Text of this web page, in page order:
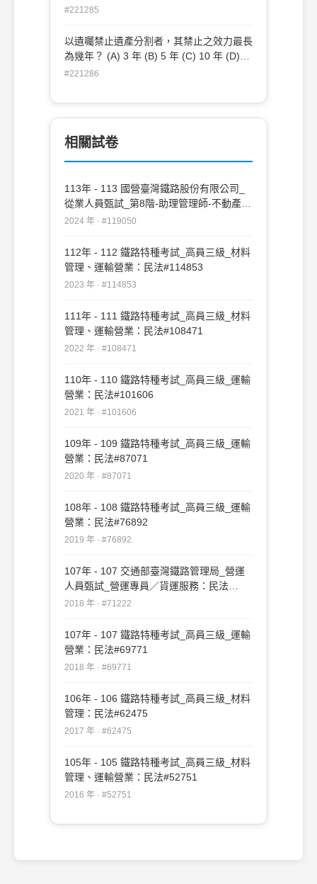
(B)間接占有人 (C)占有輔助人 (D)他主占有
#221285
以遺囑禁止遺產分割者，其禁止之效力最長
為幾年？ (A) 3 年 (B) 5 年 (C) 10 年 (D)
15 年
#221286
相關試卷
113年 - 113 國營臺灣鐵路股份有限公司_
從業人員甄試_第8階-助理管理師-不動產經
營、法務：民法#119050
2024 年 · #119050
112年 - 112 鐵路特種考試_高員三級_材料
管理、運輸營業：民法#114853
2023 年 · #114853
111年 - 111 鐵路特種考試_高員三級_材料
管理、運輸營業：民法#108471
2022 年 · #108471
110年 - 110 鐵路特種考試_高員三級_運輸
營業：民法#101606
2021 年 · #101606
109年 - 109 鐵路特種考試_高員三級_運輸
營業：民法#87071
2020 年 · #87071
108年 - 108 鐵路特種考試_高員三級_運輸
營業：民法#76892
2019 年 · #76892
107年 - 107 交通部臺灣鐵路管理局_營運
人員甄試_營運專員／貨運服務：民法
#71222
2018 年 · #71222
107年 - 107 鐵路特種考試_高員三級_運輸
營業：民法#69771
2018 年 · #69771
106年 - 106 鐵路特種考試_高員三級_材料
管理：民法#62475
2017 年 · #62475
105年 - 105 鐵路特種考試_高員三級_材料
管理、運輸營業：民法#52751
2016 年 · #52751